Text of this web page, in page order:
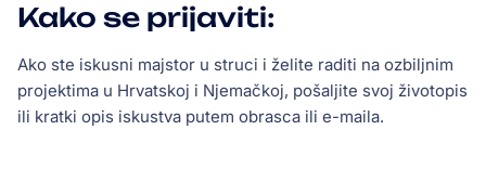
Kako se prijaviti:
Ako ste iskusni majstor u struci i želite raditi na ozbiljnim
projektima u Hrvatskoj i Njemačkoj, pošaljite svoj životopis
ili kratki opis iskustva putem obrasca ili e-maila.